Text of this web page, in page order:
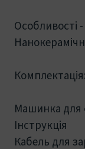
Особливості
Комплектація:
Машинка для
Інструкція
Кабель для